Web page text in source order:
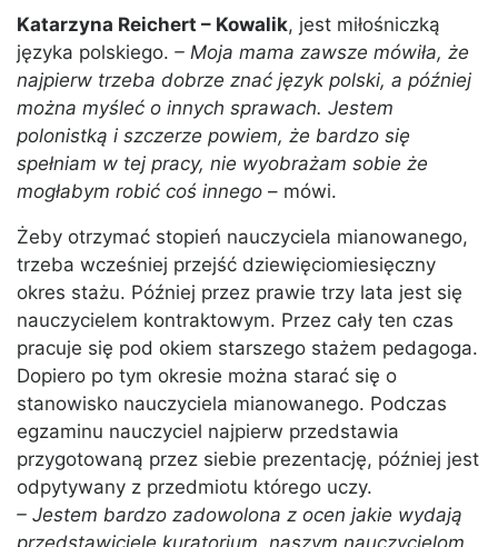
Katarzyna Reichert – Kowalik, jest miłośniczką
języka polskiego. – Moja mama zawsze mówiła, że
najpierw trzeba dobrze znać język polski, a później
można myśleć o innych sprawach. Jestem
polonistką i szczerze powiem, że bardzo się
spełniam w tej pracy, nie wyobrażam sobie że
mogłabym robić coś innego – mówi.
Żeby otrzymać stopień nauczyciela mianowanego,
trzeba wcześniej przejść dziewięciomiesięczny
okres stażu. Później przez prawie trzy lata jest się
nauczycielem kontraktowym. Przez cały ten czas
pracuje się pod okiem starszego stażem pedagoga.
Dopiero po tym okresie można starać się o
stanowisko nauczyciela mianowanego. Podczas
egzaminu nauczyciel najpierw przedstawia
przygotowaną przez siebie prezentację, później jest
odpytywany z przedmiotu którego uczy.
– Jestem bardzo zadowolona z ocen jakie wydają